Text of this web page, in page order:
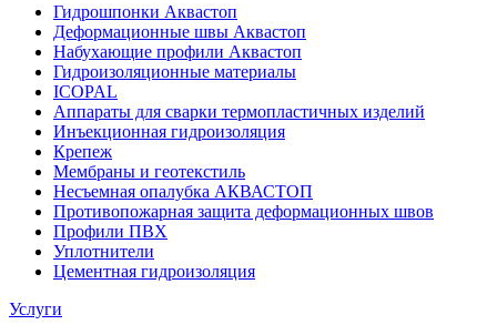
Гидрошпонки Аквастоп
Деформационные швы Аквастоп
Набухающие профили Аквастоп
Гидроизоляционные материалы
ICOPAL
Аппараты для сварки термопластичных изделий
Инъекционная гидроизоляция
Крепеж
Мембраны и геотекстиль
Несъемная опалубка АКВАСТОП
Противопожарная защита деформационных швов
Профили ПВХ
Уплотнители
Цементная гидроизоляция
Услуги